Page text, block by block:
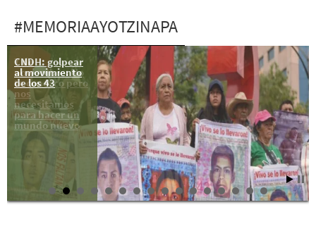
#MEMORIAAYOTZINAPA
CNDH: golpear
al movimiento
de los 43
7 de
noviembre: No
te conozco pero
nos
necesitamos
para hacer un
mundo nuevo